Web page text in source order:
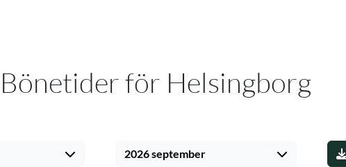
Bönetider för Helsingborg
2026 september